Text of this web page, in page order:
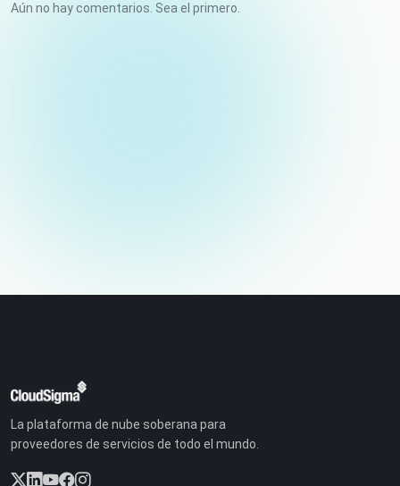
Aún no hay comentarios. Sea el primero.
La plataforma de nube soberana para
proveedores de servicios de todo el mundo.